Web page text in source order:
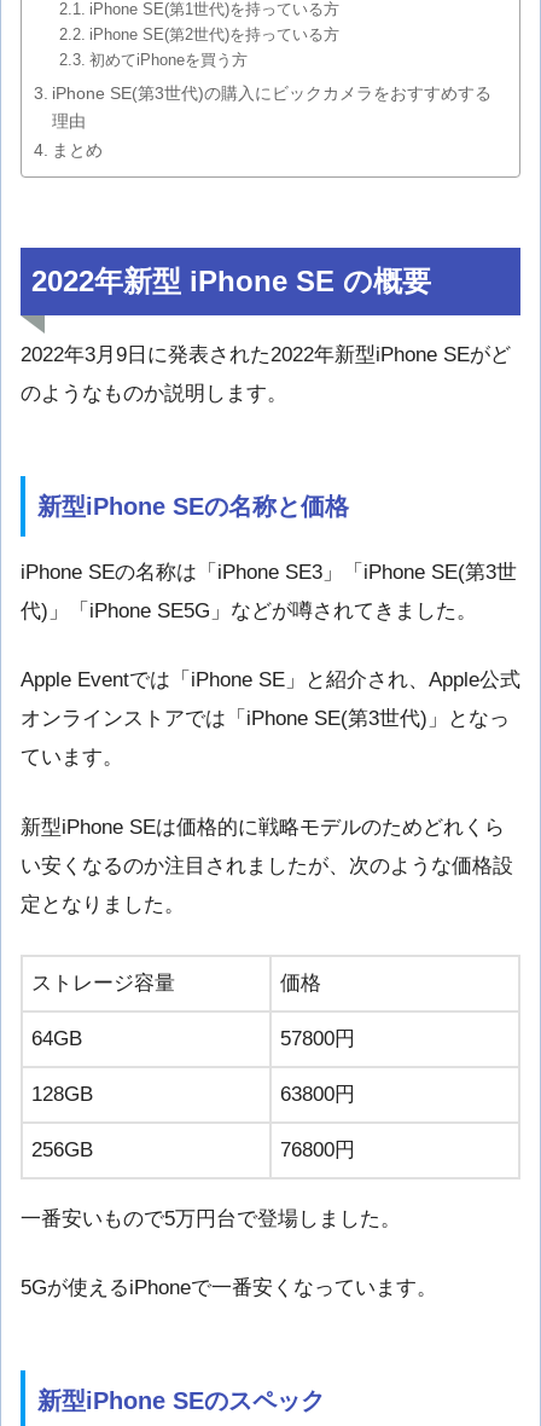
iPhone SE(第1世代)を持っている方
iPhone SE(第2世代)を持っている方
初めてiPhoneを買う方
iPhone SE(第3世代)の購入にビックカメラをおすすめする
理由
まとめ
2022年新型 iPhone SE の概要
2022年3月9日に発表された2022年新型iPhone SEがど
のようなものか説明します。
新型iPhone SEの名称と価格
iPhone SEの名称は「iPhone SE3」「iPhone SE(第3世
代)」「iPhone SE5G」などが噂されてきました。
Apple Eventでは「iPhone SE」と紹介され、Apple公式
オンラインストアでは「iPhone SE(第3世代)」となっ
ています。
新型iPhone SEは価格的に戦略モデルのためどれくら
い安くなるのか注目されましたが、次のような価格設
定となりました。
ストレージ容量 価格
64GB 57800円
128GB 63800円
256GB 76800円
一番安いもので5万円台で登場しました。
5Gが使えるiPhoneで一番安くなっています。
新型iPhone SEのスペック